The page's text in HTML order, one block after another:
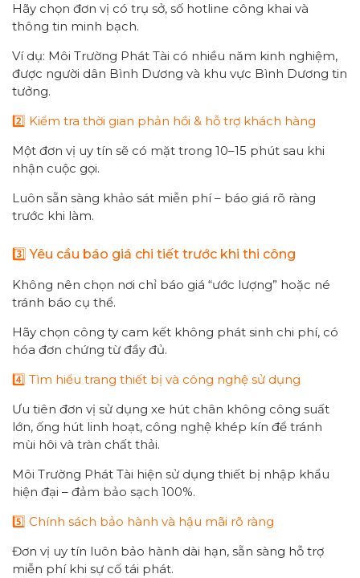
Hãy chọn đơn vị có trụ sở, số hotline công khai và
thông tin minh bạch.
Ví dụ: Môi Trường Phát Tài có nhiều năm kinh nghiệm,
được người dân Bình Dương và khu vực Bình Dương tin
tưởng.
2️⃣ Kiểm tra thời gian phản hồi & hỗ trợ khách hàng
Một đơn vị uy tín sẽ có mặt trong 10–15 phút sau khi
nhận cuộc gọi.
Luôn sẵn sàng khảo sát miễn phí – báo giá rõ ràng
trước khi làm.
3️⃣ Yêu cầu báo giá chi tiết trước khi thi công
Không nên chọn nơi chỉ báo giá “ước lượng” hoặc né
tránh báo cụ thể.
Hãy chọn công ty cam kết không phát sinh chi phí, có
hóa đơn chứng từ đầy đủ.
4️⃣ Tìm hiểu trang thiết bị và công nghệ sử dụng
Ưu tiên đơn vị sử dụng xe hút chân không công suất
lớn, ống hút linh hoạt, công nghệ khép kín để tránh
mùi hôi và tràn chất thải.
Môi Trường Phát Tài hiện sử dụng thiết bị nhập khẩu
hiện đại – đảm bảo sạch 100%.
5️⃣ Chính sách bảo hành và hậu mãi rõ ràng
Đơn vị uy tín luôn bảo hành dài hạn, sẵn sàng hỗ trợ
miễn phí khi sự cố tái phát.